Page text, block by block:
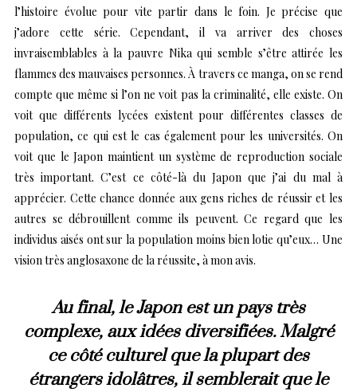
l’histoire évolue pour vite partir dans le foin. Je précise que
j’adore cette série. Cependant, il va arriver des choses
invraisemblables à la pauvre Nika qui semble s’être attirée les
flammes des mauvaises personnes. À travers ce manga, on se rend
compte que même si l’on ne voit pas la criminalité, elle existe. On
voit que différents lycées existent pour différentes classes de
population, ce qui est le cas également pour les universités. On
voit que le Japon maintient un système de reproduction sociale
très important. C’est ce côté-là du Japon que j’ai du mal à
apprécier. Cette chance donnée aux gens riches de réussir et les
autres se débrouillent comme ils peuvent. Ce regard que les
individus aisés ont sur la population moins bien lotie qu’eux… Une
vision très anglosaxone de la réussite, à mon avis.
Au final, le Japon est un pays très
complexe, aux idées diversifiées. Malgré
ce côté culturel que la plupart des
étrangers idolâtres, il semblerait que le